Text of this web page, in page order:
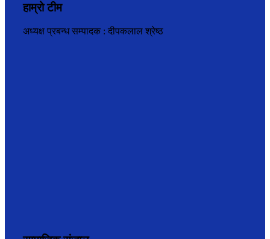
हाम्रो टीम
अध्यक्ष प्रबन्ध सम्पादक : दीपकलाल श्रेष्ठ